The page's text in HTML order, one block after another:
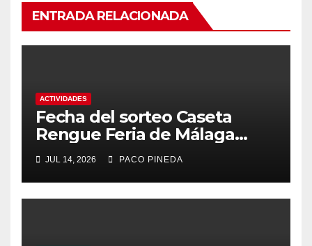
ENTRADA RELACIONADA
ACTIVIDADES
Fecha del sorteo Caseta
Rengue Feria de Málaga
2026
JUL 14, 2026 PACO PINEDA